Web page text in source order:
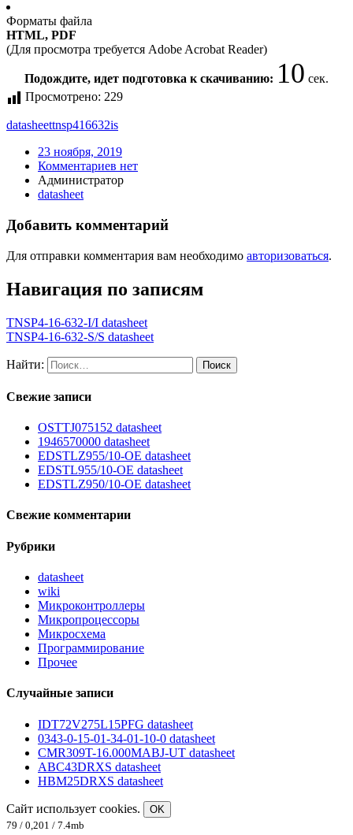
Форматы файла
HTML, PDF
(Для просмотра требуется Adobe Acrobat Reader)
Подождите, идет подготовка к скачиванию: 10 сек.
Просмотрено: 229
datasheettnsp416632is
23 ноября, 2019
Комментариев нет
Администратор
datasheet
Добавить комментарий
Для отправки комментария вам необходимо авторизоваться.
Навигация по записям
TNSP4-16-632-I/I datasheet
TNSP4-16-632-S/S datasheet
Найти:
Свежие записи
OSTTJ075152 datasheet
1946570000 datasheet
EDSTLZ955/10-OE datasheet
EDSTL955/10-OE datasheet
EDSTLZ950/10-OE datasheet
Свежие комментарии
Рубрики
datasheet
wiki
Микроконтроллеры
Микропроцессоры
Микросхема
Программирование
Прочее
Случайные записи
IDT72V275L15PFG datasheet
0343-0-15-01-34-01-10-0 datasheet
CMR309T-16.000MABJ-UT datasheet
ABC43DRXS datasheet
HBM25DRXS datasheet
Сайт использует cookies.
OK
79 / 0,201 / 7.4mb